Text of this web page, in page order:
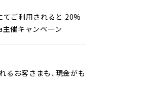
てご利用されると 20%
主催キャンペーン
るお客さまも、現金がも